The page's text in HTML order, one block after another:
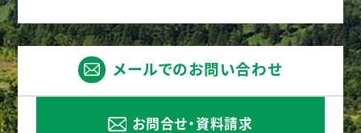
メールでのお問い合わせ
お問合せ・資料請求